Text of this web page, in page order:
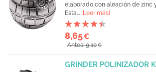
elaborado con aleación de zinc
Esta... [Leer más]
8,65€
Antes: 9,10€
GRINDER POLINIZADOR